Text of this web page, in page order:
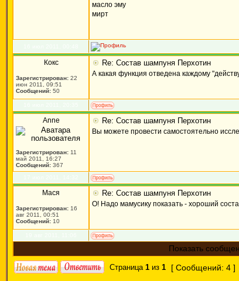
масло эму
мирт
Кокс
Зарегистрирован: 22
июн 2011, 09:51
Сообщений: 50
Re: Состав шампуня Перхотин
А какая функция отведена каждому
Anne
Зарегистрирован: 11
май 2011, 16:27
Сообщений: 367
Re: Состав шампуня Перхотин
Вы можете провести самостоятельно
Мася
Зарегистрирован: 16
авг 2011, 00:51
Сообщений: 10
Re: Состав шампуня Перхотин
О! Надо мамусику показать - хороший
Показать
Страница 1 из 1 [ Сообщений: 4 ]